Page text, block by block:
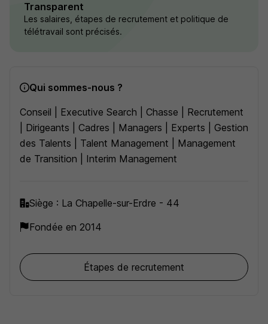
Transparent
Les salaires, étapes de recrutement et politique de
télétravail sont précisés.
Qui sommes-nous ?
Conseil | Executive Search | Chasse | Recrutement
| Dirigeants | Cadres | Managers | Experts | Gestion
des Talents | Talent Management | Management
de Transition | Interim Management
Siège : La Chapelle-sur-Erdre - 44
Fondée en 2014
Étapes de recrutement